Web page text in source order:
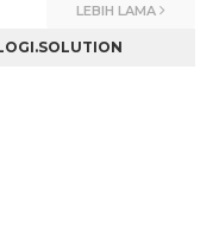
LEBIH LAMA